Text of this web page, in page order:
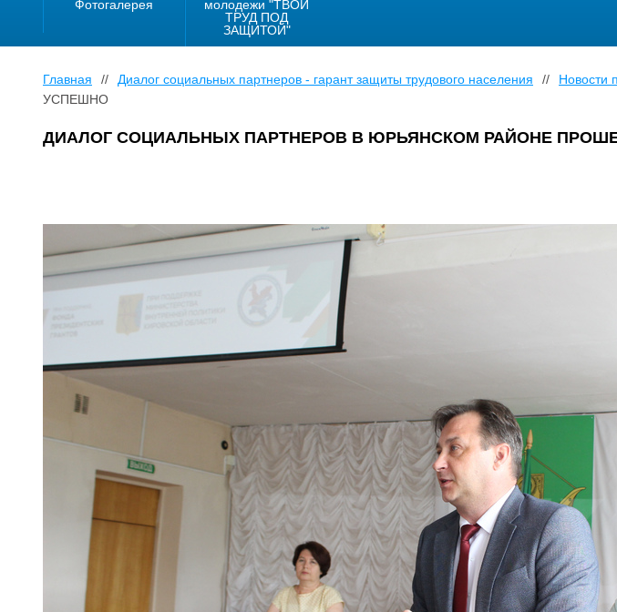
Фотогалерея
молодежи "ТВОЙ
ТРУД ПОД
ЗАЩИТОЙ"
Главная // Диалог социальных партнеров - гарант защиты трудового населения // Новости
УСПЕШНО
ДИАЛОГ СОЦИАЛЬНЫХ ПАРТНЕРОВ В ЮРЬЯНСКОМ РАЙОНЕ